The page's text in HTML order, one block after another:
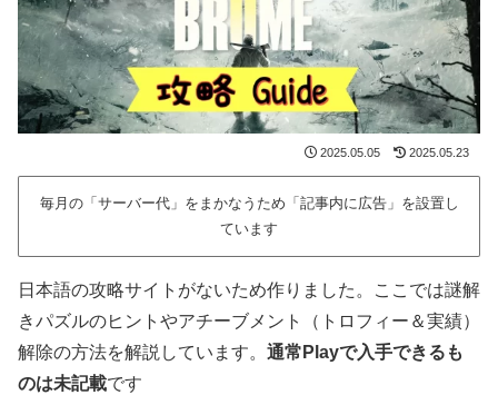
2025.05.05 2025.05.23
毎月の「サーバー代」をまかなうため「記事内に広告」を設置し
ています
日本語の攻略サイトがないため作りました。ここでは謎解
きパズルのヒントやアチーブメント（トロフィー＆実績）
解除の方法を解説しています。 通常Playで入手できるも
のは未記載です